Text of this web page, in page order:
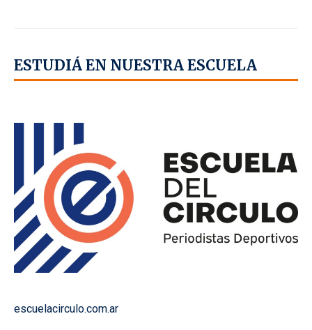
ESTUDIÁ EN NUESTRA ESCUELA
escuelacirculo.com.ar